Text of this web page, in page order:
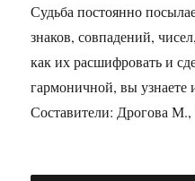
Судьба постоянно
знаков, совпадений,
как их расшифровать и
гармоничной, вы узнаете
Составители: Дрогова